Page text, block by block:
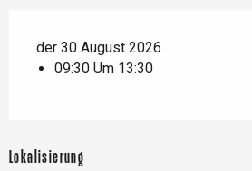
der 30 August 2026
09:30 Um 13:30
Lokalisierung